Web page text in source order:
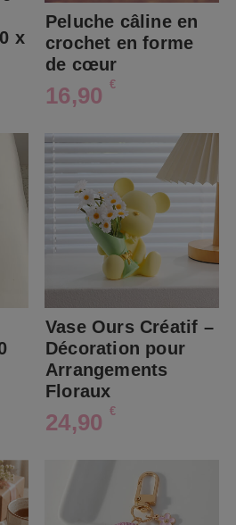
x
Peluche câline en
crochet en forme
de cœur
16,90 €
Vase Ours Créatif –
Décoration pour
Arrangements
Floraux
24,90 €